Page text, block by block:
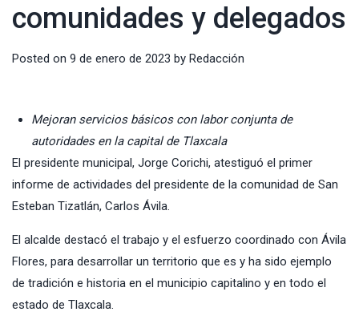
comunidades y delegados
Posted on 9 de enero de 2023 by Redacción
Mejoran servicios básicos con labor conjunta de
autoridades en la capital de Tlaxcala
El presidente municipal, Jorge Corichi, atestiguó el primer
informe de actividades del presidente de la comunidad de San
Esteban Tizatlán, Carlos Ávila.
El alcalde destacó el trabajo y el esfuerzo coordinado con Ávila
Flores, para desarrollar un territorio que es y ha sido ejemplo
de tradición e historia en el municipio capitalino y en todo el
estado de Tlaxcala.